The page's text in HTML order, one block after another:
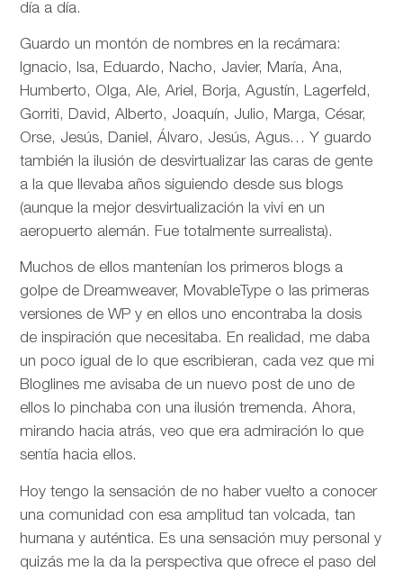
día a día.
Guardo un montón de nombres en la recámara:
Ignacio, Isa, Eduardo, Nacho, Javier, María, Ana,
Humberto, Olga, Ale, Ariel, Borja, Agustín, Lagerfeld,
Gorriti, David, Alberto, Joaquín, Julio, Marga, César,
Orse, Jesús, Daniel, Álvaro, Jesús, Agus… Y guardo
también la ilusión de desvirtualizar las caras de gente
a la que llevaba años siguiendo desde sus blogs
(aunque la mejor desvirtualización la vivi en un
aeropuerto alemán. Fue totalmente surrealista).
Muchos de ellos mantenían los primeros blogs a
golpe de Dreamweaver, MovableType o las primeras
versiones de WP y en ellos uno encontraba la dosis
de inspiración que necesitaba. En realidad, me daba
un poco igual de lo que escribieran, cada vez que mi
Bloglines me avisaba de un nuevo post de uno de
ellos lo pinchaba con una ilusión tremenda. Ahora,
mirando hacia atrás, veo que era admiración lo que
sentía hacia ellos.
Hoy tengo la sensación de no haber vuelto a conocer
una comunidad con esa amplitud tan volcada, tan
humana y auténtica. Es una sensación muy personal y
quizás me la da la perspectiva que ofrece el paso del